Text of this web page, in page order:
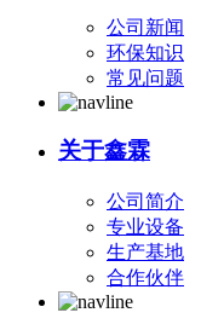
公司新闻
环保知识
常见问题
关于鑫霖
公司简介
专业设备
生产基地
合作伙伴